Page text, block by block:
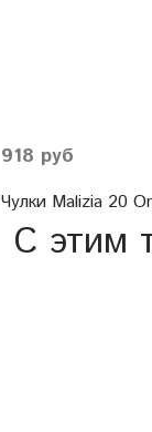
918 руб
Чулки Malizia 20
С этим